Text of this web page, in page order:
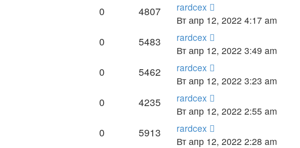
0 4807
rardcex
Вт апр 12, 2022 4:17 am
0 5483
rardcex
Вт апр 12, 2022 3:49 am
0 5462
rardcex
Вт апр 12, 2022 3:23 am
0 4235
rardcex
Вт апр 12, 2022 2:55 am
0 5913
rardcex
Вт апр 12, 2022 2:28 am